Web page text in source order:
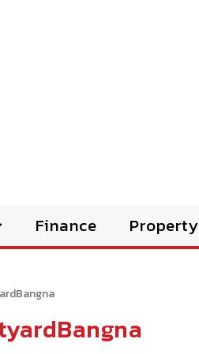
Finance Property